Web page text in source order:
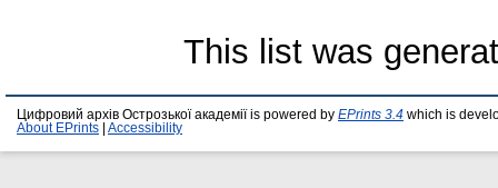
This list was
Цифровий архів Острозької академії is powered by EPrints 3.4 which is
About EPrints
Accessibility